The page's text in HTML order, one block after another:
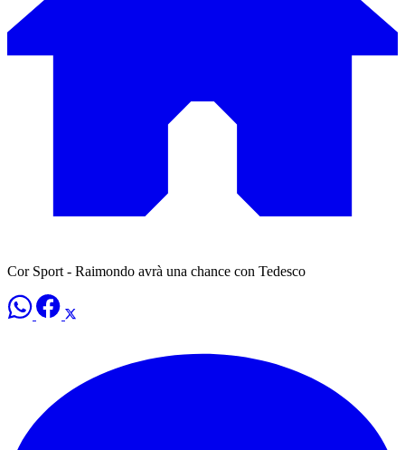
Cor Sport - Raimondo avrà una chance con Tedesco